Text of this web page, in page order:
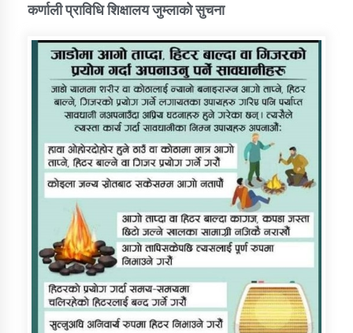
कर्णाली प्राविधि शिक्षालय जुम्लाको सुचना